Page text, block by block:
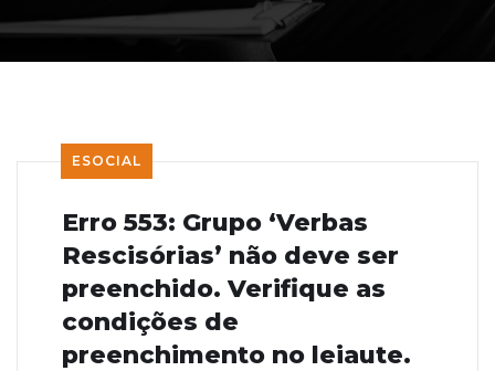
ESOCIAL
Erro 553: Grupo ‘Verbas
Rescisórias’ não deve ser
preenchido. Verifique as
condições de
preenchimento no leiaute.